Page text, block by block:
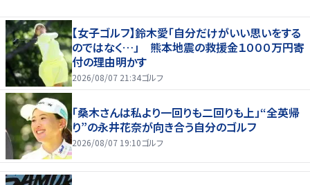
【女子ゴルフ】鈴木愛「自分だけがいい思いをする
のではなく…」 熊本地震の救援金１０００万円寄
付の理由明かす
2026/08/07 21:34ゴルフ
「桑木さんは私より一回りも二回りも上」“全英帰
り”の永井花奈が向き合う自分のゴルフ
2026/08/07 19:10ゴルフ